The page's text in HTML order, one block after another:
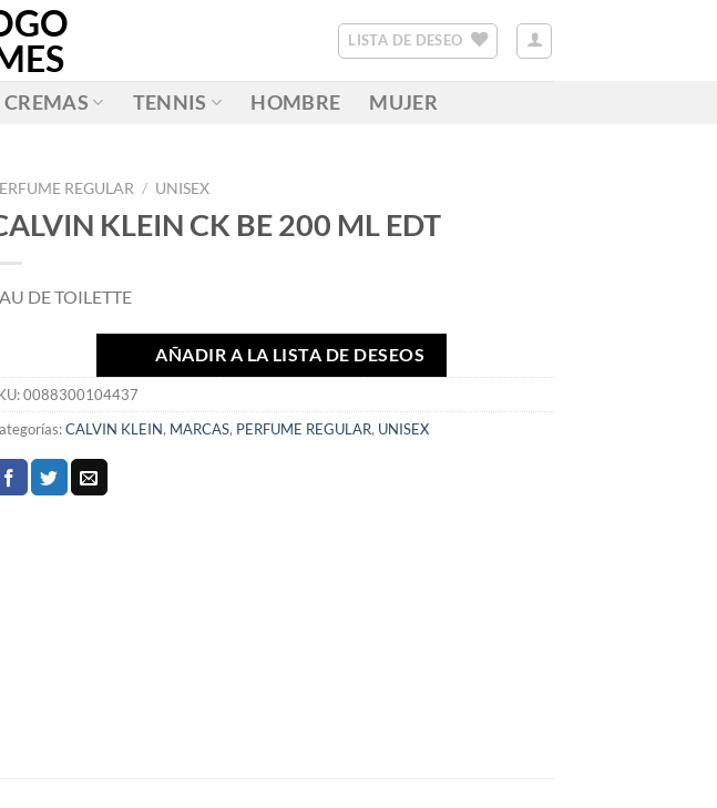
LISTA DE DESEO
CREMAS TENNIS HOMBRE MUJER
REGULAR / UNISEX
KLEIN CK BE 200 ML EDT
DE TOILETTE
AÑADIR A LA LISTA DE DESEOS
0088300104437
CALVIN KLEIN, MARCAS, PERFUME REGULAR, UNISEX